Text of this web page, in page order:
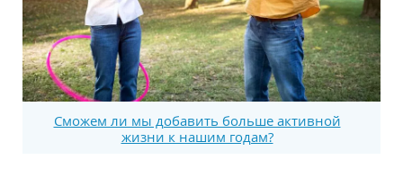
Сможем ли мы добавить больше активной
жизни к нашим годам?